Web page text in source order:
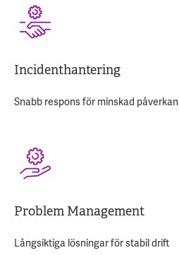
Incidenthantering
Snabb respons för minskad påverkan
Problem Management
Långsiktiga lösningar för stabil drift